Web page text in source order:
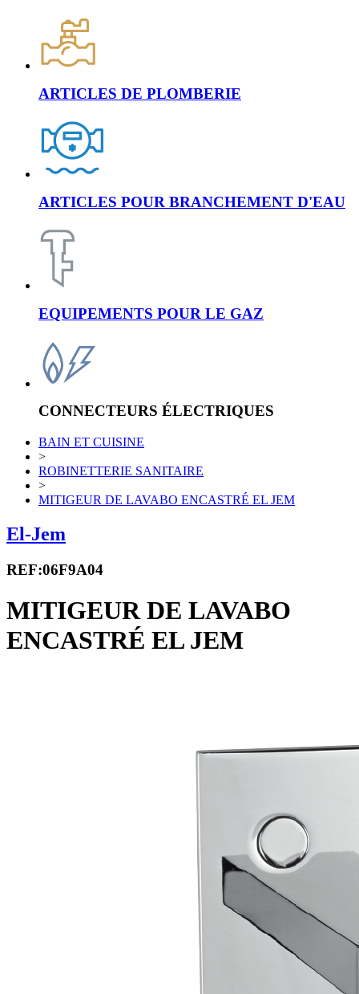
ARTICLES DE PLOMBERIE
ARTICLES POUR BRANCHEMENT D'EAU
EQUIPEMENTS POUR LE GAZ
CONNECTEURS ÉLECTRIQUES
BAIN ET CUISINE
>
ROBINETTERIE SANITAIRE
>
MITIGEUR DE LAVABO ENCASTRÉ EL JEM
El-Jem
REF:06F9A04
MITIGEUR DE LAVABO
ENCASTRÉ EL JEM